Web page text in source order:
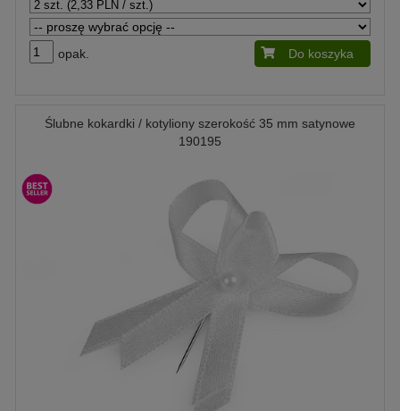
opak. Do koszyka
Ślubne kokardki / kotyliony szerokość 35 mm satynowe
190195